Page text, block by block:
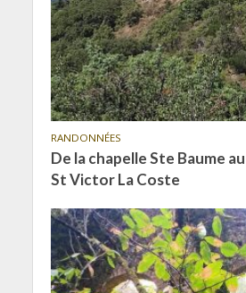
RANDONNÉES
De la chapelle Ste Baume
St Victor La Coste